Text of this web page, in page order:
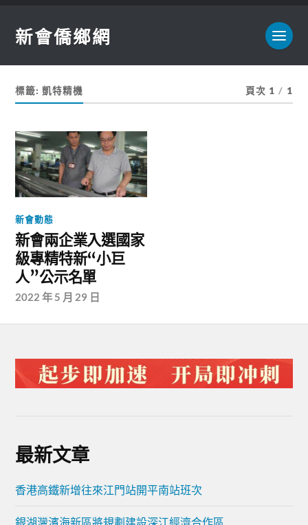
新會僑鄉網
標籤:凱特精機 頁次 1 / 1
新會動態
新會兩企業入選國家
級專精特新“小巨
人”公示名單
2022 年 5 月 29 日
最新文章
香港高鐵新增往來江門站開平南站班次
銀湖灣濱海新區將規劃建設深江經濟合作區